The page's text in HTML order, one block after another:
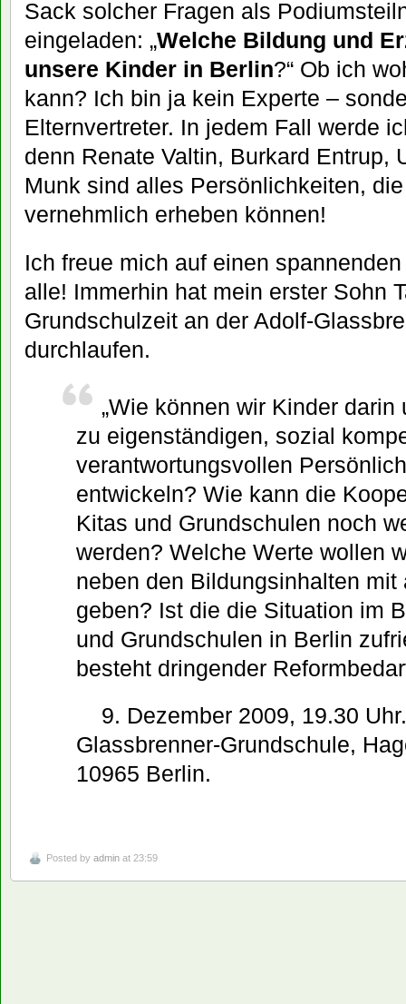
Sack solcher Fragen als
eingeladen: „Welche Bildung und
unsere Kinder in Berlin?“ Ob ich
kann? Ich bin ja kein Experte –
Elternvertreter. In jedem Fall werde
denn Renate Valtin, Burkard Entrup,
Munk sind alles Persönlichkeiten,
vernehmlich erheben können!
Ich freue mich auf einen
alle! Immerhin hat mein erster Sohn
Grundschulzeit an der Adolf-
durchlaufen.
„Wie können wir Kinder
zu eigenständigen, sozial
verantwortungsvollen
entwickeln? Wie kann die
Kitas und Grundschulen noch
werden? Welche Werte wollen
neben den Bildungsinhalten mit
geben? Ist die die Situation im
und Grundschulen in Berlin
besteht dringender
9. Dezember 2009, 19.30
Glassbrenner-Grundschule,
10965 Berlin.
Posted by admin at 23:59